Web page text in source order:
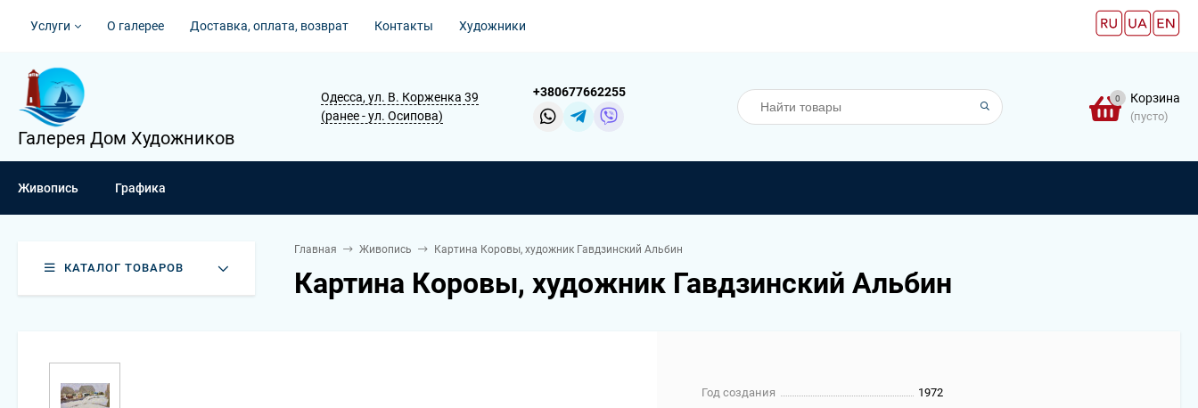
Услуги О галерее Доставка, оплата, возврат Контакты Художники
Галерея Дом Художников
Одесса, ул. В. Корженка 39
(ранее - ул. Осипова)
+380677662255 0 Корзина
(пусто)
Живопись Графика
КАТАЛОГ ТОВАРОВ
Главная Живопись Картина Коровы, художник Гавдзинский Альбин
Картина Коровы, художник Гавдзинский Альбин
Год создания
1972